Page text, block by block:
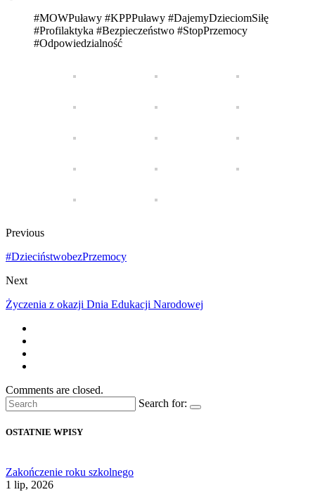
#MOWPuławy #KPPPuławy #DajemyDzieciomSiłę
#Profilaktyka #Bezpieczeństwo #StopPrzemocy
#Odpowiedzialność
Previous
#DzieciństwobezPrzemocy
Next
Życzenia z okazji Dnia Edukacji Narodowej
Comments are closed.
Search for:
OSTATNIE WPISY
Zakończenie roku szkolnego
1 lip, 2026